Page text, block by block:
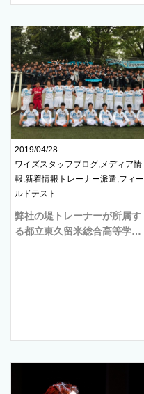
2019/04/28
ワイズスタッフブログ,メディア情
報,新着情報トレーナー派遣,フィー
ルドテスト
弊社の堤トレーナーが所属す
る都立東久留米総合高等学…